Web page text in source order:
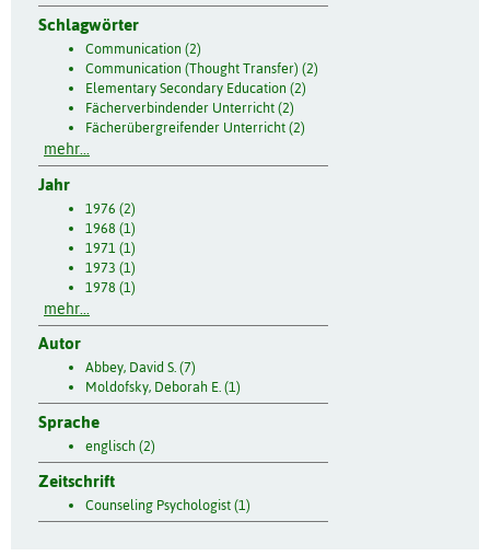
Schlagwörter
Communication (2)
Communication (Thought Transfer) (2)
Elementary Secondary Education (2)
Fächerverbindender Unterricht (2)
Fächerübergreifender Unterricht (2)
mehr...
Jahr
1976 (2)
1968 (1)
1971 (1)
1973 (1)
1978 (1)
mehr...
Autor
Abbey, David S. (7)
Moldofsky, Deborah E. (1)
Sprache
englisch (2)
Zeitschrift
Counseling Psychologist (1)